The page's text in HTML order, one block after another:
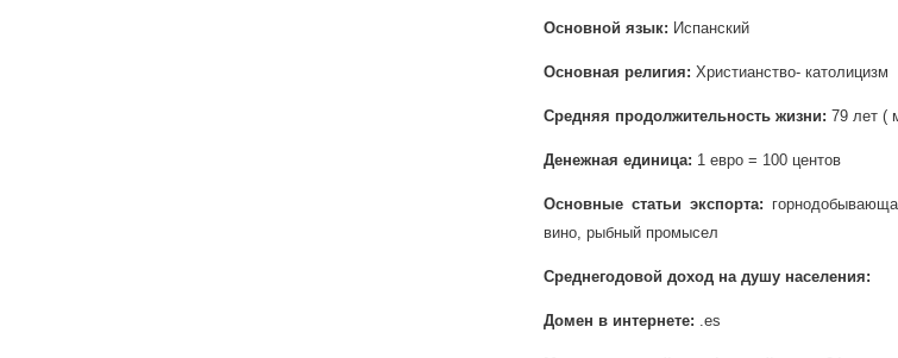
Основной язык: Испанский
Основная религия: Христианство- католицизм
Средняя продолжительность жизни: 79 лет (
Денежная единица: 1 евро = 100 центов
Основные статьи экспорта:
вино, рыбный промысел
Среднегодовой доход на душу населения:
Домен в интернете: .es